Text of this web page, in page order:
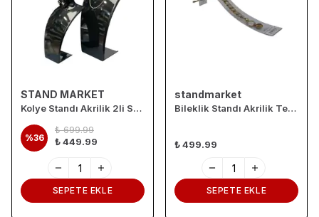
STAND MARKET
Kolye Standı Akrilik 2li Set Siyah, Takı Mankeni 2 Boy Siyah
%36
₺ 699.99
₺ 449.99
SEPETE EKLE
standmarket
Bileklik Standı Akrilik Tekli Buzlu 5 Adet
₺ 499.99
SEPETE EKLE